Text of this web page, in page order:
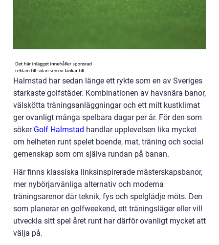
Halmstad har sedan länge ett rykte som en av Sveriges
starkaste golfstäder. Kombinationen av havsnära banor,
välskötta träningsanläggningar och ett milt kustklimat
ger ovanligt många spelbara dagar per år. För den som
söker Golf Halmstad handlar upplevelsen lika mycket
om helheten runt spelet boende, mat, träning och social
gemenskap som om själva rundan på banan.
Här finns klassiska linksinspirerade mästerskapsbanor,
mer nybörjarvänliga alternativ och moderna
träningsarenor där teknik, fys och spelglädje möts. Den
som planerar en golfweekend, ett träningsläger eller vill
utveckla sitt spel året runt har därför ovanligt mycket att
välja på.